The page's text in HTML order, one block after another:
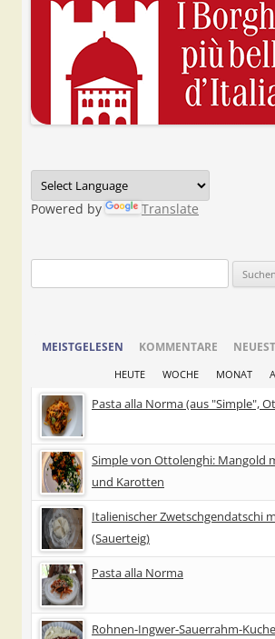
Powered by Translate
nach:
MEISTGELESEN KOMMENTARE
HEUTE WOCHE MONAT
Pasta alla Norma (aus "Simple",
Simple von Ottolenghi: Mangold
und Karotten
Italienischer Zwetschgendatschi
(Sauerteig)
Pasta alla Norma
Rohnen-Ingwer-Sauerrahm-